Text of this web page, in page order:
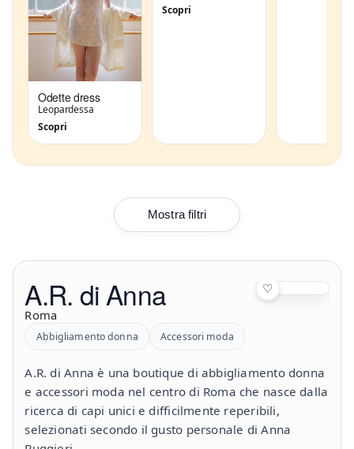
Odette dress
Leopardessa
Scopri
Scopri
Mostra filtri
A.R. di Anna
Roma
♡
Abbigliamento donna Accessori moda
A.R. di Anna è una boutique di abbigliamento donna
e accessori moda nel centro di Roma che nasce dalla
ricerca di capi unici e difficilmente reperibili,
selezionati secondo il gusto personale di Anna